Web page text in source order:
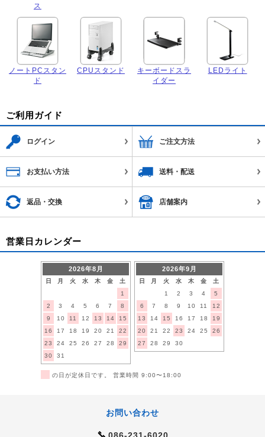
ス
ノートPCスタン
ド
CPUスタンド
キーボードスラ
イダー
LEDライト
ご利用ガイド
ログイン ご注文方法
お支払い方法 送料・配送
返品・交換 店舗案内
営業日カレンダー
2026年8月
日 月 火 水 木 金
土
1
2
3 4 5 6 7
8
9
10 11 12 13 14
15
16
17 18 19 20 21
22
23
24 25 26 27 28
29
30
31
2026年9月
日 月 火 水 木 金
土
1
2 3 4
5
6
7 8 9 10 11
12
13
14 15 16 17 18
19
20
21 22 23 24 25
26
27
28 29 30
の日が定休日です。 営業時間 9:00〜18:00
お問い合わせ